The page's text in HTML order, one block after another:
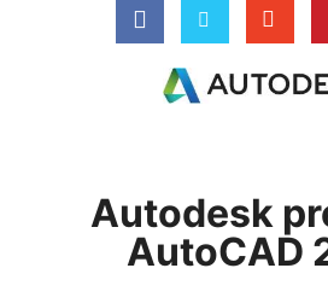
Autodesk
AutoCAD